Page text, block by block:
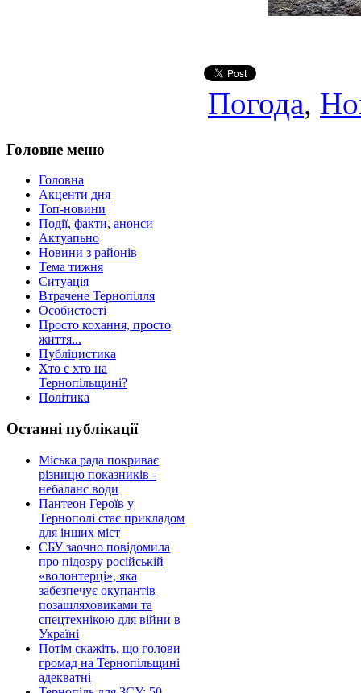
Погода,
Головне меню
Головна
Акценти дня
Топ-новини
Події, факти, анонси
Актуапьно
Новини з районів
Тема тижня
Ситуація
Втрачене Тернопілля
Особистості
Просто кохання, просто
життя...
Публіцистика
Хто є хто на
Тернопільщині?
Політика
Останні публікації
Міська рада покриває
різницю показників -
небаланс води
Пантеон Героїв у
Тернополі стає прикладом
для інших міст
СБУ заочно повідомила
про підозру російській
«волонтерці», яка
забезпечує окупантів
позашляховиками та
спецтехнікою для війни в
Україні
Потім скажіть, що голови
громад на Тернопільщині
адекватні